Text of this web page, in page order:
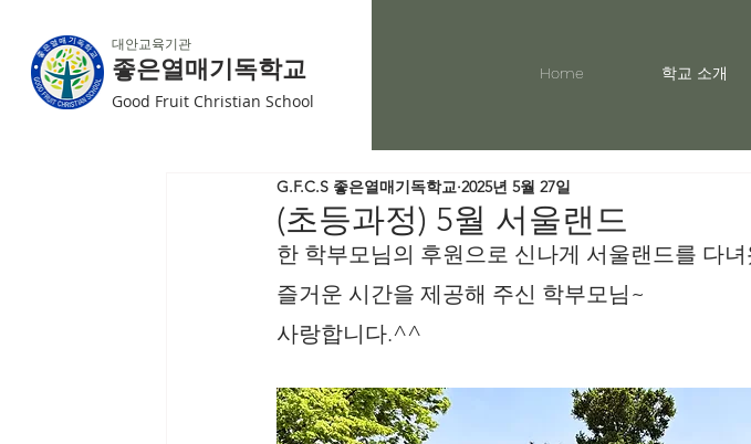
대안교육기관
좋은열매기독학교
Good Fruit Christian School
Home 학교 소개
(초등과정) 5월 서울랜드
G.F.C.S 좋은열매기독학교 2025년 5월 27일
한 학부모님의 후원으로 신나게 서울랜드를 다
즐거운 시간을 제공해 주신 학부모님~
사랑합니다.^^